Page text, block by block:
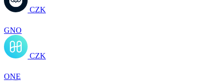
CZK
GNO
CZK
ONE